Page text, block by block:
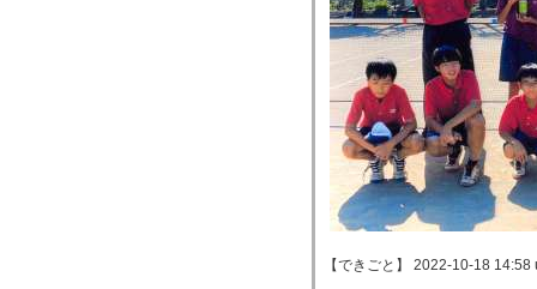
【できごと】 2022-10-18